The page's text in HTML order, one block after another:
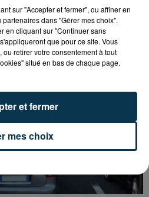
sur "Accepter et fermer", ou affiner en
dans "Gérer mes choix".
en cliquant sur "Continuer sans
que pour ce site. Vous
retirer votre consentement à tout
situé en bas de chaque page.
mes choix
et fermer